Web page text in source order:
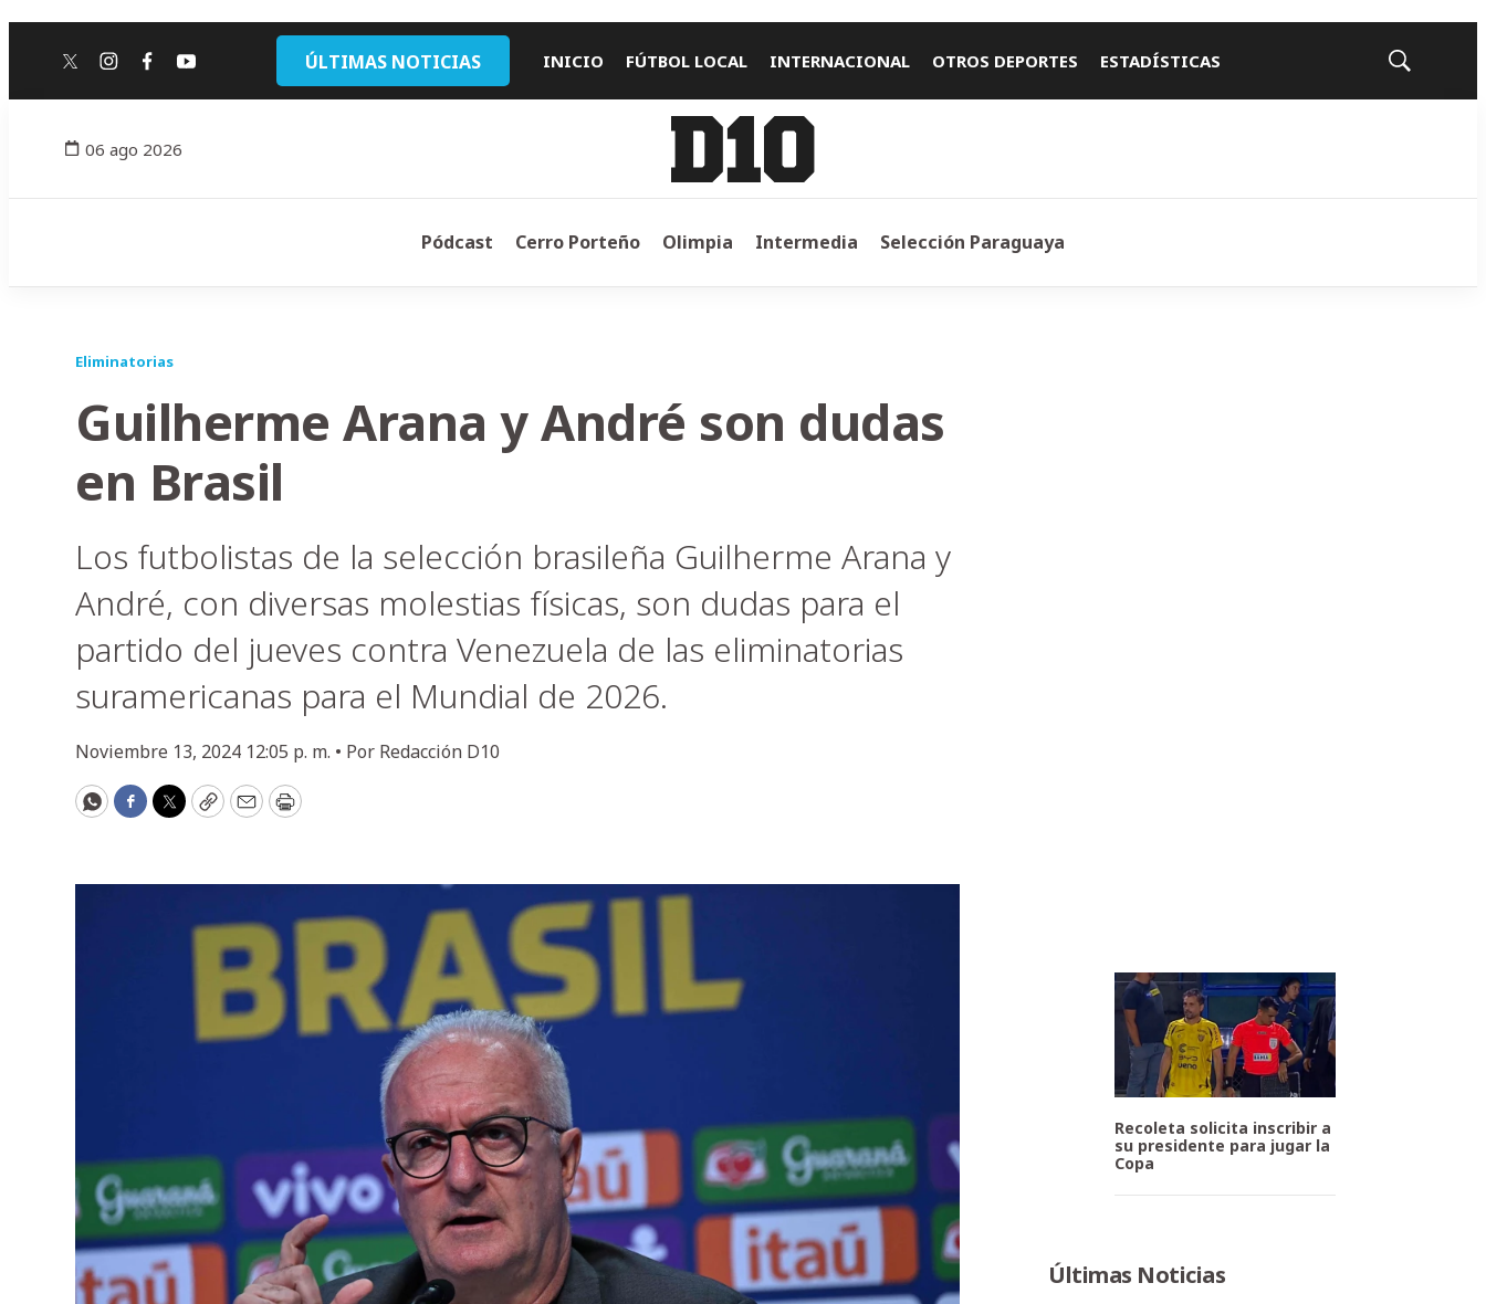
twitterinstagram
facebook
youtube ÚLTIMAS NOTICIAS INICIO FÚTBOL LOCAL INTERNACIONAL OTROS DEPORTES ESTADÍSTICAS
Mostrar
06 ago 2026
Pódcast Cerro Porteño Olimpia Intermedia Selección Paraguaya
Eliminatorias
Guilherme Arana y André son dudas
en Brasil
Los futbolistas de la selección brasileña Guilherme Arana y
André, con diversas molestias físicas, son dudas para el
partido del jueves contra Venezuela de las eliminatorias
suramericanas para el Mundial de 2026.
Noviembre 13, 2024 12:05 p. m. • Por Redacción D10
WhatsApp
Facebook
Twitter
CopyEmailPrint
Recoleta solicita inscribir a
su presidente para jugar la
Copa
Últimas Noticias